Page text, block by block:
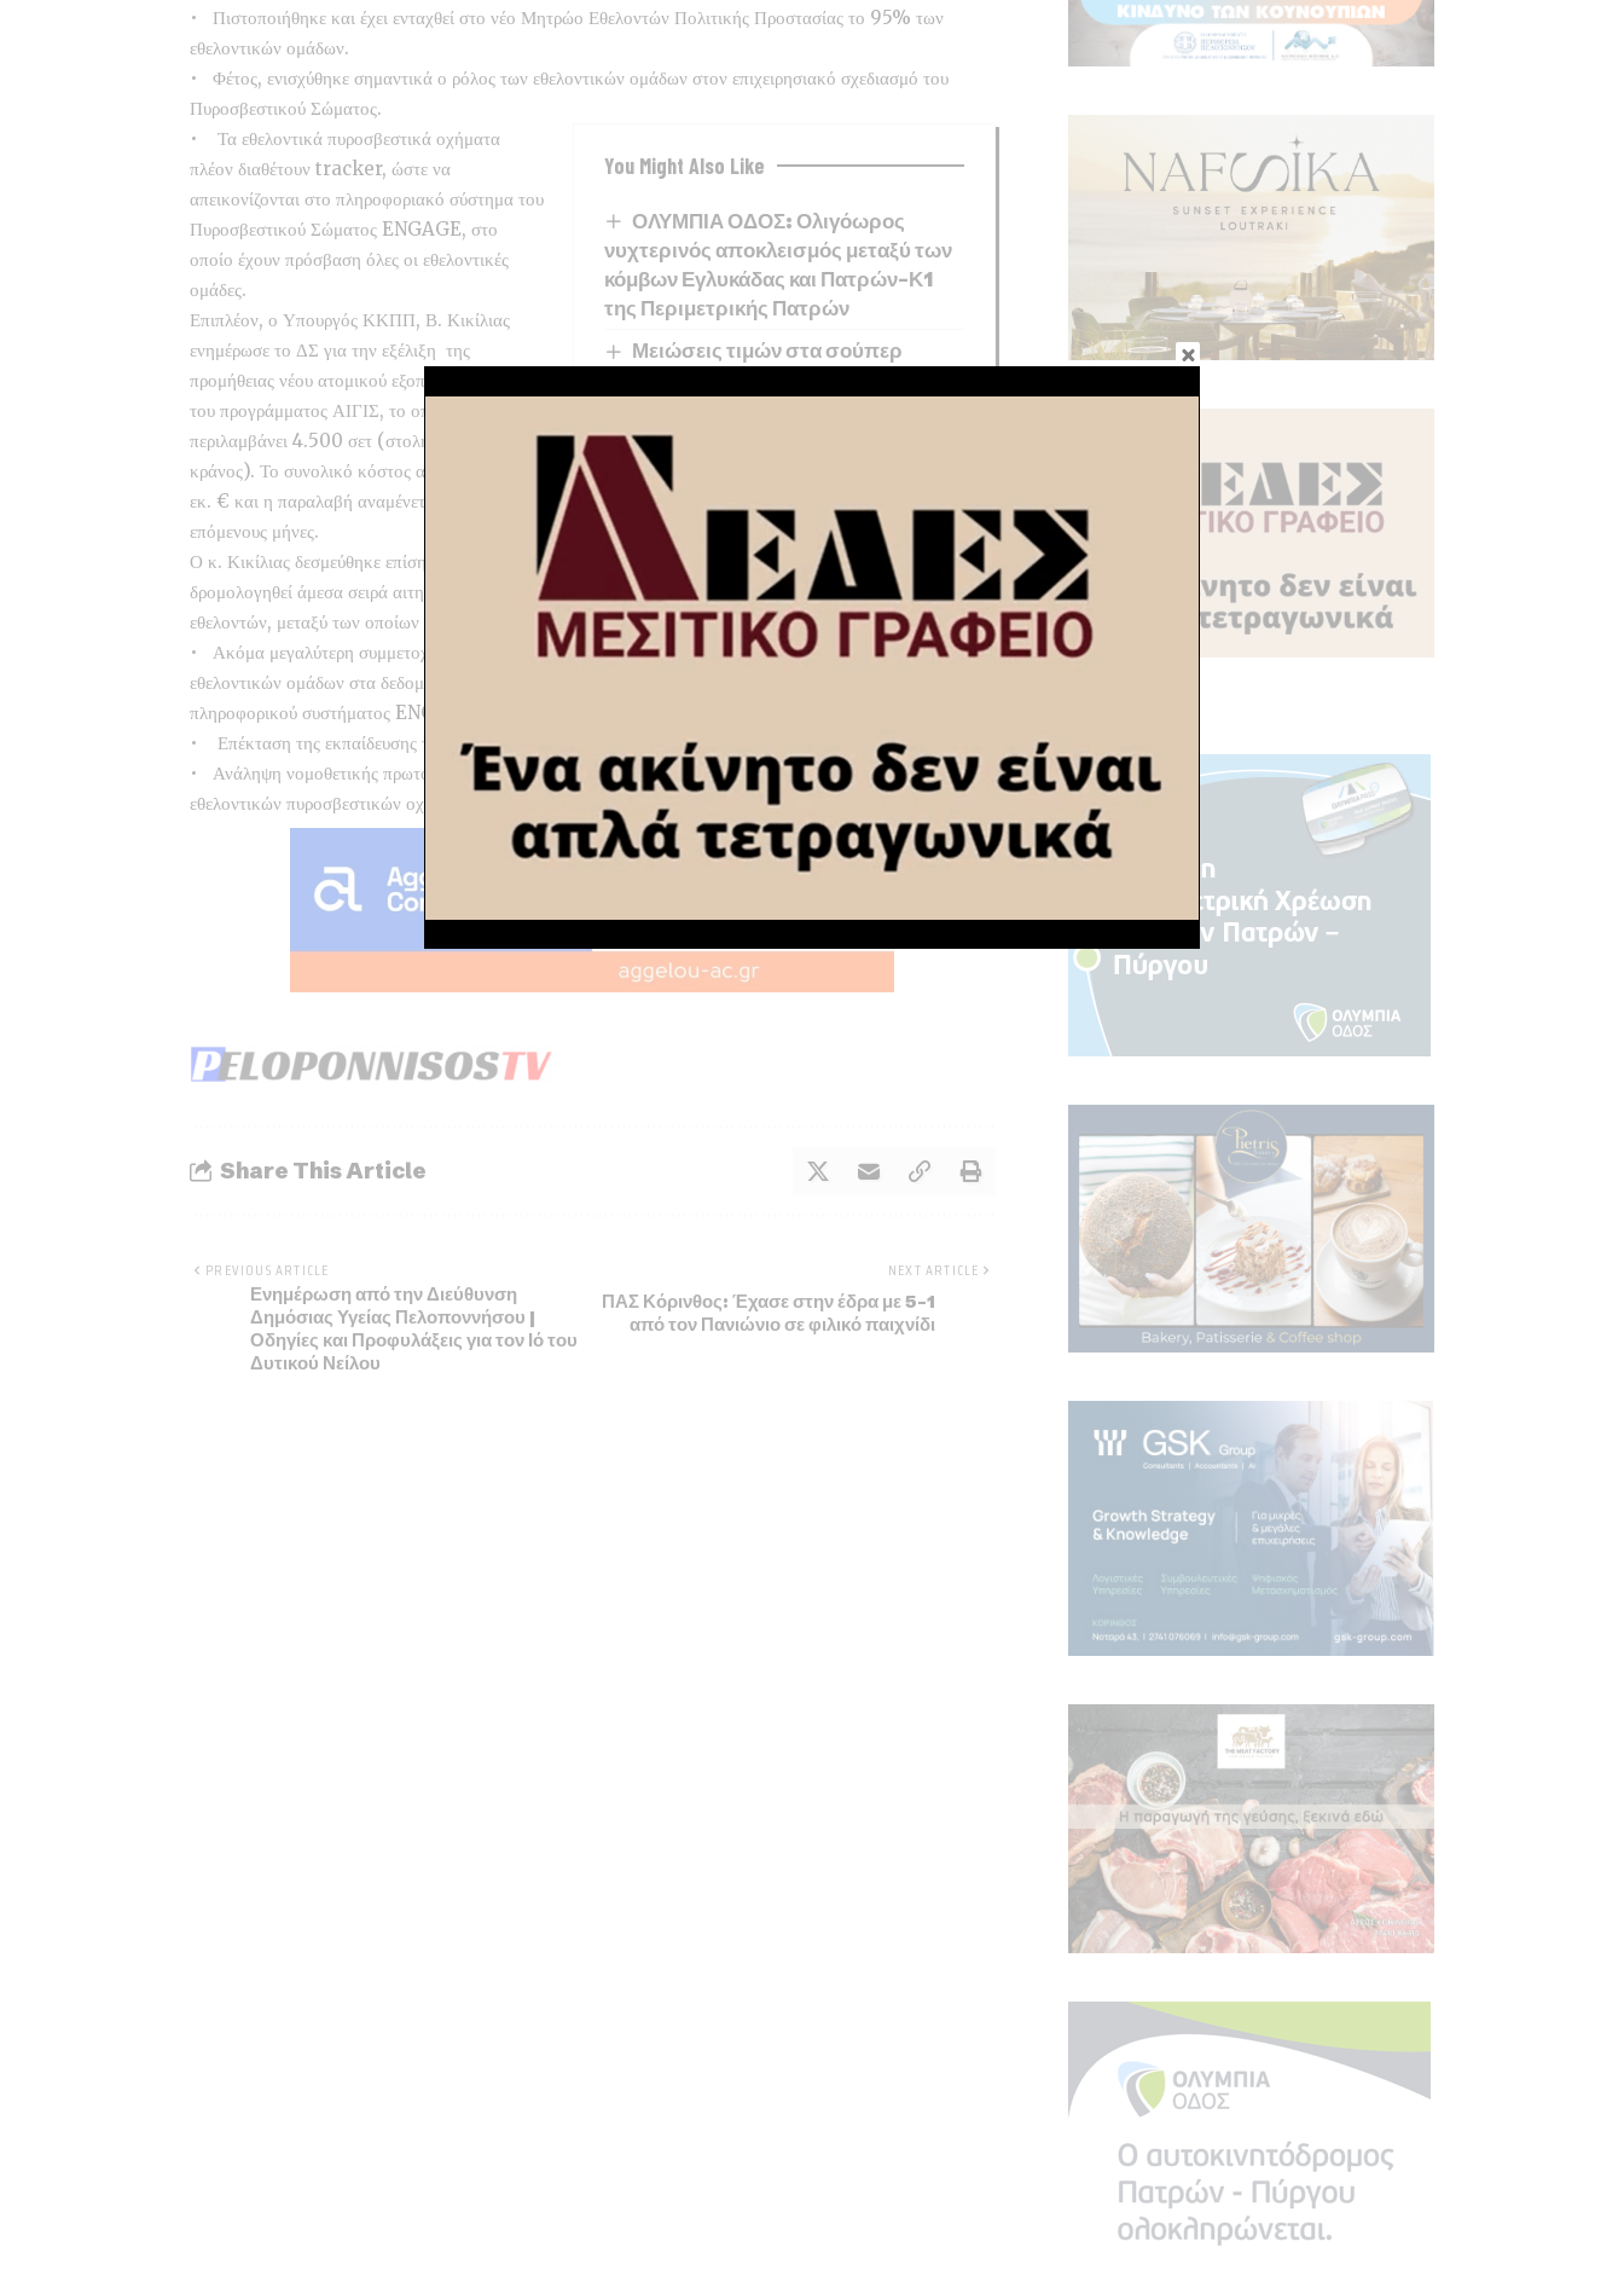
• Πιστοποιήθηκε και έχει ενταχθεί στο νέο Μητρώο Εθελοντών Πολιτικής Προστασίας το 95% των
εθελοντικών ομάδων.
• Φέτος, ενισχύθηκε σημαντικά ο ρόλος των εθελοντικών ομάδων στον επιχειρησιακό σχεδιασμό του
Πυροσβεστικού Σώματος.
You Might Also Like
ΟΛΥΜΠΙΑ ΟΔΟΣ: Ολιγόωρος
νυχτερινός αποκλεισμός μεταξύ των
κόμβων Εγλυκάδας και Πατρών-Κ1
της Περιμετρικής Πατρών
Μειώσεις τιμών στα σούπερ
Αυγούστου
Το «Ριφιφί» του Σωτήρη
Τσαφούλια έρχεται στον Alpha
Κορυφώνεται η έξοδος του
Αυγούστου: Πάνω από 56.000
ταξιδιώτες αναχωρούν σήμερα από
τα λιμάνια της Αττικής
• Τα εθελοντικά πυροσβεστικά οχήματα
πλέον διαθέτουν tracker, ώστε να
απεικονίζονται στο πληροφοριακό σύστημα του
Πυροσβεστικού Σώματος ENGAGE, στο
οποίο έχουν πρόσβαση όλες οι εθελοντικές
ομάδες.
Επιπλέον, ο Υπουργός ΚΚΠΠ, Β. Κικίλιας
ενημέρωσε το ΔΣ για την εξέλιξη της
προμήθειας νέου ατομικού εξοπλισμού, μέσω
του προγράμματος ΑΙΓΙΣ, το οποίο
περιλαμβάνει 4.500 σετ (στολή, αρβύλες και
κράνος). Το συνολικό κόστος ανέρχεται σε 2,7
εκ. € και η παραλαβή αναμένεται μέσα στους
επόμενους μήνες.
Ο κ. Κικίλιας δεσμεύθηκε επίσης ότι θα
δρομολογηθεί άμεσα σειρά αιτημάτων των
εθελοντών, μεταξύ των οποίων είναι:
• Ακόμα μεγαλύτερη συμμετοχή των
εθελοντικών ομάδων στα δεδομένα του
πληροφορικού συστήματος ENGAGE.
• Επέκταση της εκπαίδευσης των εθελοντών και πιστοποίησή τους σε αστικά συμβάντα πυρόσβεσης.
• Ανάληψη νομοθετικής πρωτοβουλίας για την κάλυψη των εξόδων ασφάλισης και τελών κυκλοφορίας των
εθελοντικών πυροσβεστικών οχημάτων.
Share This Article
PREVIOUS ARTICLE
Ενημέρωση από την Διεύθυνση
Δημόσιας Υγείας Πελοποννήσου |
Οδηγίες και Προφυλάξεις για τον Ιό του
Δυτικού Νείλου
NEXT ARTICLE
ΠΑΣ Κόρινθος: Έχασε στην έδρα με 5-1
από τον Πανιώνιο σε φιλικό παιχνίδι